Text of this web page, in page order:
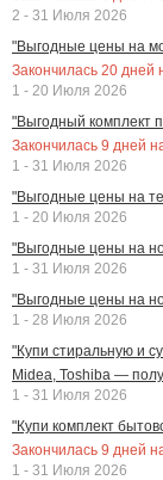
2 - 31 Июля 2026
"Выгодные цены на
Закончилась 20 дней
1 - 20 Июля 2026
"Выгодный комплект
Закончилась 9 дней
1 - 31 Июля 2026
"Выгодные цены на
1 - 20 Июля 2026
"Выгодные цены на
1 - 31 Июля 2026
"Выгодные цены на
1 - 28 Июля 2026
"Купи стиральную и
Midea, Toshiba —
1 - 31 Июля 2026
"Купи комплект
Закончилась 9 дней
1 - 31 Июля 2026